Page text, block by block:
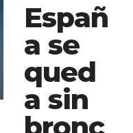
Españ
a se
qued
a sin